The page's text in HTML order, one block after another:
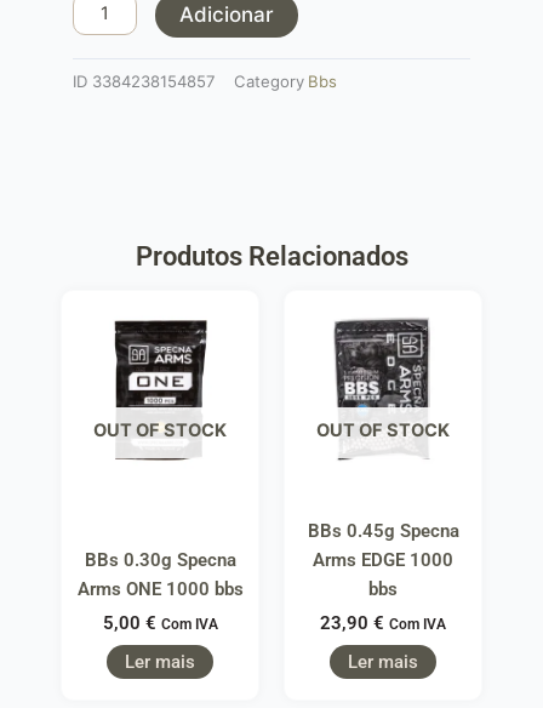
Precision
Adicionar
ID 3384238154857 Category Bbs
Produtos Relacionados
OUT OF STOCK
BBs 0.30g Specna
Arms ONE 1000 bbs
5,00 € Com IVA
Ler mais
OUT OF STOCK
BBs 0.45g Specna
Arms EDGE 1000
bbs
23,90 € Com IVA
Ler mais